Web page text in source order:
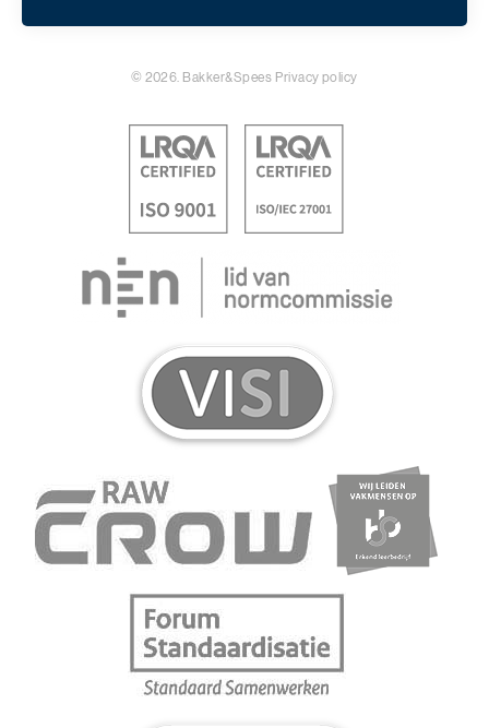
© 2026. Bakker&Spees Privacy policy